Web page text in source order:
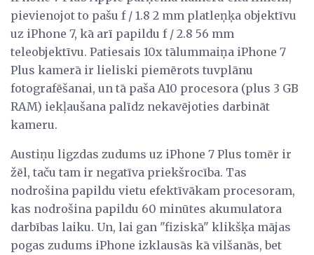
pievienojot to pašu f / 1.8 2 mm platleņķa objektīvu
uz iPhone 7, kā arī papildu f / 2.8 56 mm
teleobjektīvu. Patiesais 10x tālummaiņa iPhone 7
Plus kamerā ir lieliski piemērots tuvplānu
fotografēšanai, un tā paša A10 procesora (plus 3 GB
RAM) iekļaušana palīdz nekavējoties darbināt
kameru.
Austiņu ligzdas zudums uz iPhone 7 Plus tomēr ir
žēl, taču tam ir negatīva priekšrocība. Tas
nodrošina papildu vietu efektīvākam procesoram,
kas nodrošina papildu 60 minūtes akumulatora
darbības laiku. Un, lai gan "fiziskā" klikšķa mājas
pogas zudums iPhone izklausās kā vilšanās, bet